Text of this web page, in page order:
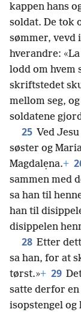
kappen hans
soldat. De tok
sømmer, vevd
hverandre:
lodd om hvem
skriftstedet
mellom seg,
soldatene
25 Ved
søster og
Magdalẹna.+
sammen med
sa han til
han til
disippelen
28 Etter
sa han, for at
tørst.»+ 29
satte derfor
isopstengel og